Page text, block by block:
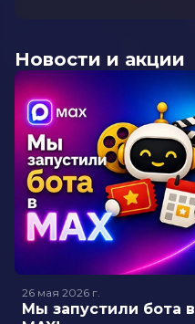
Новости и акции
26 мая 2026 г.
Мы запустили бота в